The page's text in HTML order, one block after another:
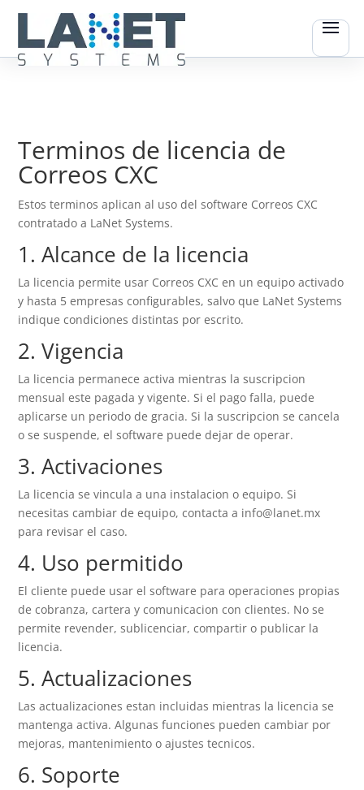
Terminos de licencia de
Correos CXC
Estos terminos aplican al uso del software Correos CXC
contratado a LaNet Systems.
1. Alcance de la licencia
La licencia permite usar Correos CXC en un equipo activado
y hasta 5 empresas configurables, salvo que LaNet Systems
indique condiciones distintas por escrito.
2. Vigencia
La licencia permanece activa mientras la suscripcion
mensual este pagada y vigente. Si el pago falla, puede
aplicarse un periodo de gracia. Si la suscripcion se cancela
o se suspende, el software puede dejar de operar.
3. Activaciones
La licencia se vincula a una instalacion o equipo. Si
necesitas cambiar de equipo, contacta a info@lanet.mx
para revisar el caso.
4. Uso permitido
El cliente puede usar el software para operaciones propias
de cobranza, cartera y comunicacion con clientes. No se
permite revender, sublicenciar, compartir o publicar la
licencia.
5. Actualizaciones
Las actualizaciones estan incluidas mientras la licencia se
mantenga activa. Algunas funciones pueden cambiar por
mejoras, mantenimiento o ajustes tecnicos.
6. Soporte